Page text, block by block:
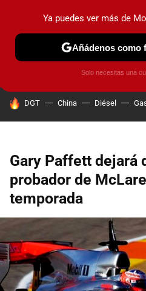
PRUEBAS COCHES
HOY SE HABLA DE
DGT China Diésel
Gary Paffett dejará
probador de
temporada
Ya puedes ver más de
Añádenos como
Solo necesitas una